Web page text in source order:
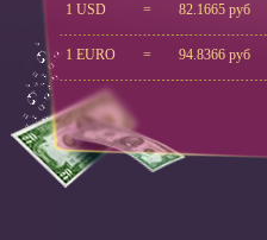
1 USD = 82.1665 руб
1 EURO = 94.8366 руб